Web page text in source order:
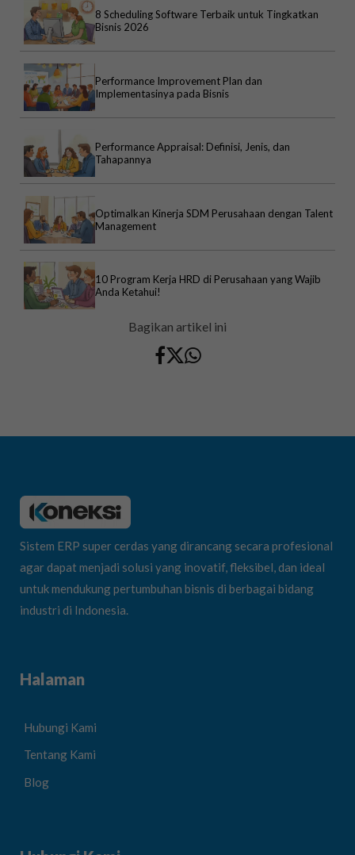
8 Scheduling Software Terbaik untuk Tingkatkan
Bisnis 2026
Performance Improvement Plan dan
Implementasinya pada Bisnis
Performance Appraisal: Definisi, Jenis, dan
Tahapannya
Optimalkan Kinerja SDM Perusahaan dengan Talent
Management
10 Program Kerja HRD di Perusahaan yang Wajib
Anda Ketahui!
Bagikan artikel ini
Sistem ERP super cerdas yang dirancang secara profesional
agar dapat menjadi solusi yang inovatif, fleksibel, dan ideal
untuk mendukung pertumbuhan bisnis di berbagai bidang
industri di Indonesia.
Halaman
Hubungi Kami
Tentang Kami
Blog